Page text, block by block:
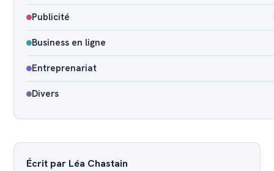
Publicité
Business en ligne
Entreprenariat
Divers
Écrit par Léa Chastain